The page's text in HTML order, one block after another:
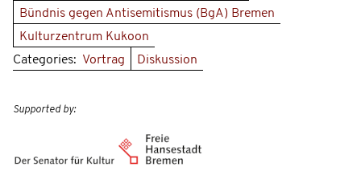
Bündnis gegen Antisemitismus (BgA) Bremen
Kulturzentrum Kukoon
Categories: Vortrag Diskussion
Supported by: